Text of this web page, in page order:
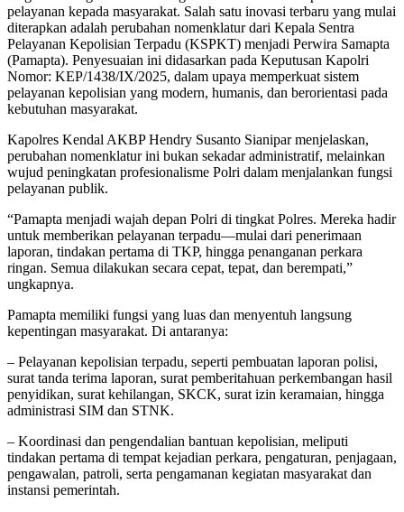
pelayanan kepada masyarakat. Salah satu inovasi terbaru yang mulai
diterapkan adalah perubahan nomenklatur dari Kepala Sentra
Pelayanan Kepolisian Terpadu (KSPKT) menjadi Perwira Samapta
(Pamapta). Penyesuaian ini didasarkan pada Keputusan Kapolri
Nomor: KEP/1438/IX/2025, dalam upaya memperkuat sistem
pelayanan kepolisian yang modern, humanis, dan berorientasi pada
kebutuhan masyarakat.
Kapolres Kendal AKBP Hendry Susanto Sianipar menjelaskan,
perubahan nomenklatur ini bukan sekadar administratif, melainkan
wujud peningkatan profesionalisme Polri dalam menjalankan fungsi
pelayanan publik.
“Pamapta menjadi wajah depan Polri di tingkat Polres. Mereka hadir
untuk memberikan pelayanan terpadu—mulai dari penerimaan
laporan, tindakan pertama di TKP, hingga penanganan perkara
ringan. Semua dilakukan secara cepat, tepat, dan berempati,”
ungkapnya.
Pamapta memiliki fungsi yang luas dan menyentuh langsung
kepentingan masyarakat. Di antaranya:
– Pelayanan kepolisian terpadu, seperti pembuatan laporan polisi,
surat tanda terima laporan, surat pemberitahuan perkembangan hasil
penyidikan, surat kehilangan, SKCK, surat izin keramaian, hingga
administrasi SIM dan STNK.
– Koordinasi dan pengendalian bantuan kepolisian, meliputi
tindakan pertama di tempat kejadian perkara, pengaturan, penjagaan,
pengawalan, patroli, serta pengamanan kegiatan masyarakat dan
instansi pemerintah.